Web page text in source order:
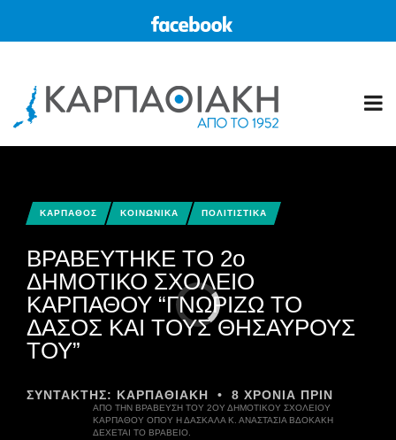
ΑΠΌ ΤΗΝ ΒΡΆΒΕΥΣΗ ΤΟΥ 2ΟΥ ΔΗΜΟΤΙΚΟΎ ΣΧΟΛΕΊΟΥ
ΚΑΡΠΆΘΟΥ ΌΠΟΥ Η ΔΑΣΚΆΛΑ Κ. ΑΝΑΣΤΑΣΊΑ ΒΔΟΚΆΚΗ
ΔΈΧΕΤΑΙ ΤΟ ΒΡΑΒΕΊΟ.
ΚΑΡΠΑΘΟΣ ΚΟΙΝΩΝΙΚΑ ΠΟΛΙΤΙΣΤΙΚΑ
ΒΡΑΒΕΥΤΗΚΕ ΤΟ 2ο
ΔΗΜΟΤΙΚΟ ΣΧΟΛΕΙΟ
ΚΑΡΠΑΘΟΥ “ΓΝΩΡΙΖΩ ΤΟ
ΔΑΣΟΣ ΚΑΙ ΤΟΥΣ ΘΗΣΑΥΡΟΥΣ
ΤΟΥ”
ΣΥΝΤΆΚΤΗΣ: ΚΑΡΠΑΘΙΑΚΗ • 8 ΧΡΌΝΙΑ ΠΡΙΝ